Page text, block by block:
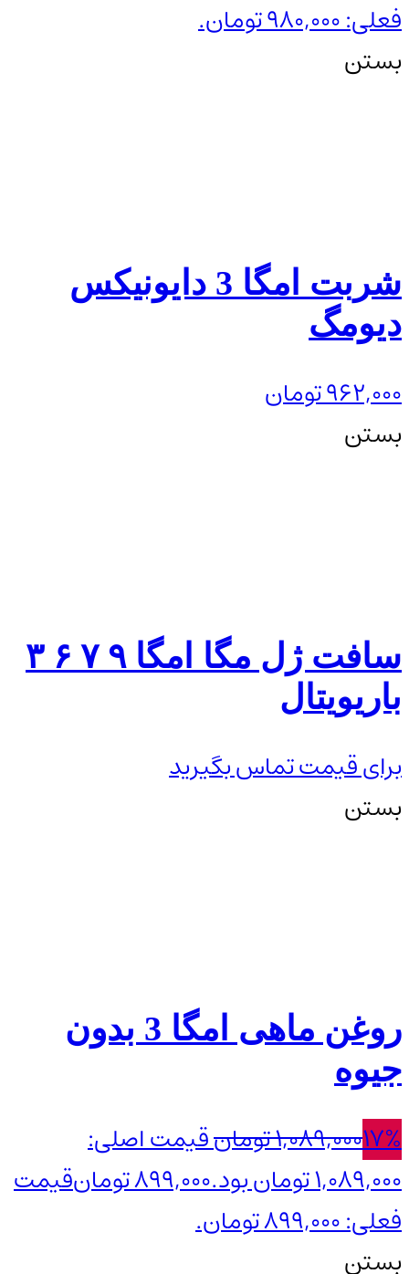
فعلی: 980,000 تومان.
بستن
شربت امگا 3 دایونیکس
دیومگ
962,000تومان
بستن
سافت ژل مگا امگا ۹ ۷ ۶ ۳
باریویتال
برای قیمت تماس بگیرید
بستن
روغن ماهی امگا 3 بدون
جیوه
17%
1,089,000تومانقیمت اصلی:
1,089,000 تومان بود.
899,000تومانقیمت
فعلی: 899,000 تومان.
بستن